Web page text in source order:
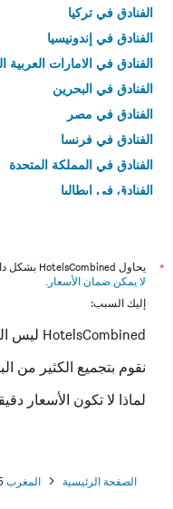
الفنادق في تركيا
الفنادق في إندونيسيا
الفنادق في الامارات العربية
الفنادق في البحرين
الفنادق في مصر
الفنادق في فرنسا
الفنادق في المملكة المتحدة
الفنادق في إيطاليا
*
يحاول HotelsCombined بشكل دائم الحصول على الأسعار الدقيقة، ولكن
لا يمكن ضمان الأسعار .
إليك السبب:
HotelsCombined ليس البائع
نقوم بتجميع الكثير من
لماذا لا تكون الأسعار دقيقة
الصفحة الرئيسية المغرب